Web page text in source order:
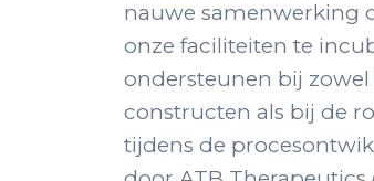
nauwe samenwerking
onze faciliteiten te
ondersteunen bij
constructen als bij de
tijdens de